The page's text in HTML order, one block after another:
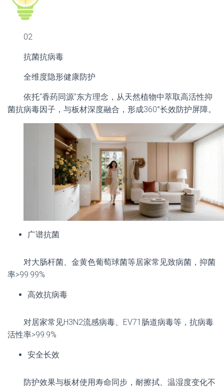
02
抗菌抗病毒
全维度隐形健康防护
依托“香药同源”东方理念，从天然植物中萃取高活性抑
菌抗病毒因子，与板材深度融合，形成360°长效防护屏障。
广谱抗菌
对大肠杆菌、金黄色葡萄球菌等居家常见致病菌，抑菌
率>99.99%
高效抗病毒
对居家常见H3N2流感病毒、EV71肠道病毒等，抗病毒
活性率>99.9%
安全长效
防护效果与板材使用寿命同步，耐擦拭、温湿度变化不